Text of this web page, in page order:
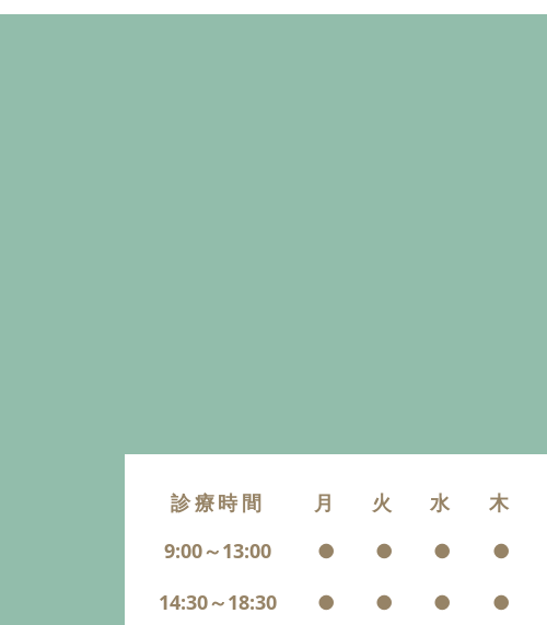
診療時間 月 火 水 木
9:00～13:00
● ● ● ●
14:30～18:30
● ● ● ●